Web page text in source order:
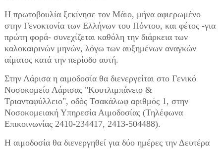
Η πρωτοβουλία ξεκίνησε τον Μάιο, μήνα αφιερωμένο
στην Γενοκτονία των Ελλήνων του Πόντου, και φέτος -για
πρώτη φορά- συνεχίζεται καθόλη την διάρκεια των
καλοκαιρινών μηνών, λόγω των αυξημένων αναγκών
αίματος κατά την περίοδο αυτή.
Στην Λάρισα η αιμοδοσία θα διενεργείται στο Γενικό
Νοσοκομείο Λάρισας "Κουτλιμπάνειο &
Τριανταφύλλειο", οδός Τσακάλωφ αριθμός 1, στην
Νοσοκομειακή Υπηρεσία Αιμοδοσίας (Τηλέφωνα
Επικοινωνίας 2410-234417, 2413-504488).
Η αιμοδοσία θα διενεργηθεί για δύο ημέρες την Δευτέρα